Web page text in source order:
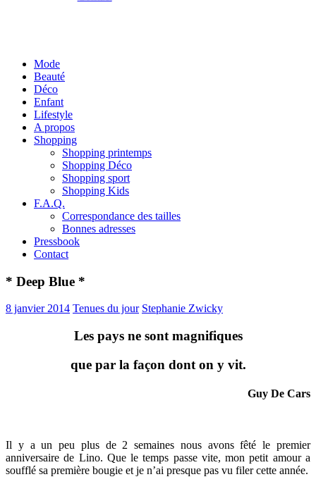
Mode
Beauté
Déco
Enfant
Lifestyle
A propos
Shopping
Shopping printemps
Shopping Déco
Shopping sport
Shopping Kids
F.A.Q.
Correspondance des tailles
Bonnes adresses
Pressbook
Contact
* Deep Blue *
8 janvier 2014 Tenues du jour Stephanie Zwicky
Les pays ne sont magnifiques
que par la façon dont on y vit.
Guy De Cars
Il y a un peu plus de 2 semaines nous avons fêté le premier
anniversaire de Lino. Que le temps passe vite, mon petit amour a
soufflé sa première bougie et je n’ai presque pas vu filer cette année.